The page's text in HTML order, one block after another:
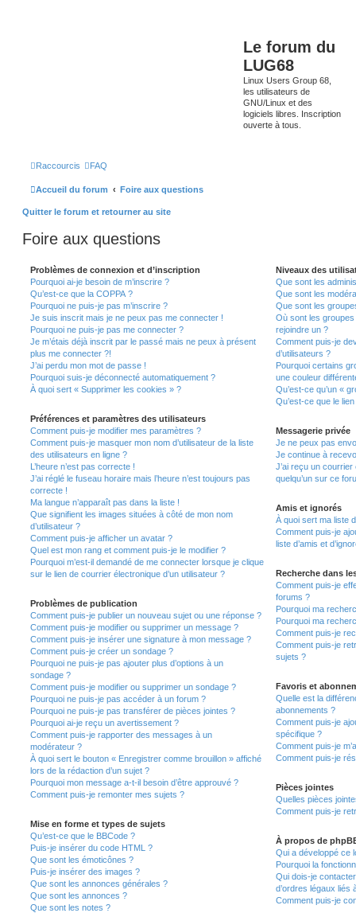
Le forum du
LUG68
Linux Users Group 68,
les utilisateurs de
GNU/Linux et des
logiciels libres. Inscription
ouverte à tous.
Raccourcis FAQ
Accueil du forum Foire aux questions
Quitter le forum et retourner au site
Foire aux questions
Problèmes de connexion et d’inscription
Pourquoi ai-je besoin de m’inscrire ?
Qu’est-ce que la COPPA ?
Pourquoi ne puis-je pas m’inscrire ?
Je suis inscrit mais je ne peux pas me connecter !
Pourquoi ne puis-je pas me connecter ?
Je m’étais déjà inscrit par le passé mais ne peux à présent
plus me connecter ?!
J’ai perdu mon mot de passe !
Pourquoi suis-je déconnecté automatiquement ?
À quoi sert « Supprimer les cookies » ?
Préférences et paramètres des utilisateurs
Comment puis-je modifier mes paramètres ?
Comment puis-je masquer mon nom d’utilisateur de la liste
des utilisateurs en ligne ?
L’heure n’est pas correcte !
J’ai réglé le fuseau horaire mais l’heure n’est toujours pas
correcte !
Ma langue n’apparaît pas dans la liste !
Que signifient les images situées à côté de mon nom
d’utilisateur ?
Comment puis-je afficher un avatar ?
Quel est mon rang et comment puis-je le modifier ?
Pourquoi m’est-il demandé de me connecter lorsque je clique
sur le lien de courrier électronique d’un utilisateur ?
Problèmes de publication
Comment puis-je publier un nouveau sujet ou une réponse ?
Comment puis-je modifier ou supprimer un message ?
Comment puis-je insérer une signature à mon message ?
Comment puis-je créer un sondage ?
Pourquoi ne puis-je pas ajouter plus d’options à un
sondage ?
Comment puis-je modifier ou supprimer un sondage ?
Pourquoi ne puis-je pas accéder à un forum ?
Pourquoi ne puis-je pas transférer de pièces jointes ?
Pourquoi ai-je reçu un avertissement ?
Comment puis-je rapporter des messages à un
modérateur ?
À quoi sert le bouton « Enregistrer comme brouillon » affiché
lors de la rédaction d’un sujet ?
Pourquoi mon message a-t-il besoin d’être approuvé ?
Comment puis-je remonter mes sujets ?
Mise en forme et types de sujets
Qu’est-ce que le BBCode ?
Puis-je insérer du code HTML ?
Que sont les émoticônes ?
Puis-je insérer des images ?
Que sont les annonces générales ?
Que sont les annonces ?
Que sont les notes ?
Niveaux des
Que sont les
Que sont les
Que sont les
Où sont les groupes
rejoindre un ?
Comment puis-je
d’utilisateurs ?
Pourquoi certains
une couleur
Qu’est-ce qu’un «
Qu’est-ce que le lien
Messagerie privée
Je ne peux pas
Je continue à
J’ai reçu un
quelqu’un sur ce
Amis et ignorés
À quoi sert ma liste
Comment puis-je
liste d’amis et
Recherche dans
Comment puis-je
forums ?
Pourquoi ma
Pourquoi ma
Comment puis-je
Comment puis-je
sujets ?
Favoris et
Quelle est la
abonnements ?
Comment puis-je
spécifique ?
Comment puis-je
Comment puis-je
Pièces jointes
Quelles pièces
Comment puis-je
À propos de
Qui a développé ce
Pourquoi la
Qui dois-je
d’ordres légaux liés
Comment puis-je